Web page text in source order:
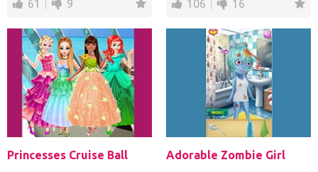
61 9 106 16
Princesses Cruise Ball Adorable Zombie Girl